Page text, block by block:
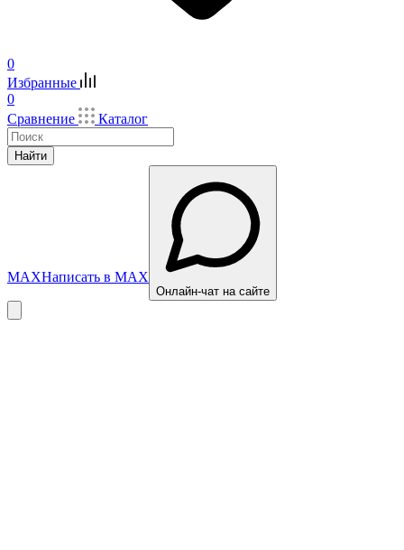
0
Избранные
0
Сравнение
Каталог
Найти
MAXНаписать в MAX
Онлайн-чат на сайте